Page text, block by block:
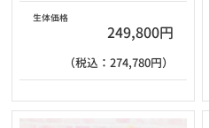
生体価格
249,800円
（税込：274,780円）